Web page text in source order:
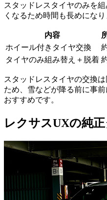
スタッドレスタイヤのみを
くなるため時間も長めになり
内容
ホイール付きタイヤ交換
タイヤのみ組み替え＋脱着
スタッドレスタイヤの交換
ため、雪などが降る前に事
おすすめです。
レクサスUXの純